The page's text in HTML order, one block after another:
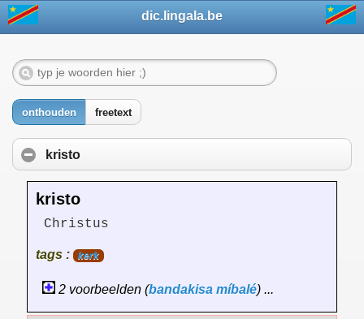
dic.lingala.be
onthouden freetext
kristo
kristo
Christus
tags : kerk
2 voorbeelden (bandakisa míbalé) ...